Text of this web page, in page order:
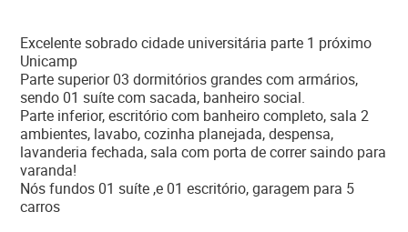
Excelente sobrado cidade universitária parte 1 próximo
Unicamp
Parte superior 03 dormitórios grandes com armários,
sendo 01 suíte com sacada, banheiro social.
Parte inferior, escritório com banheiro completo, sala 2
ambientes, lavabo, cozinha planejada, despensa,
lavanderia fechada, sala com porta de correr saindo para
varanda!
Nós fundos 01 suíte ,e 01 escritório, garagem para 5
carros